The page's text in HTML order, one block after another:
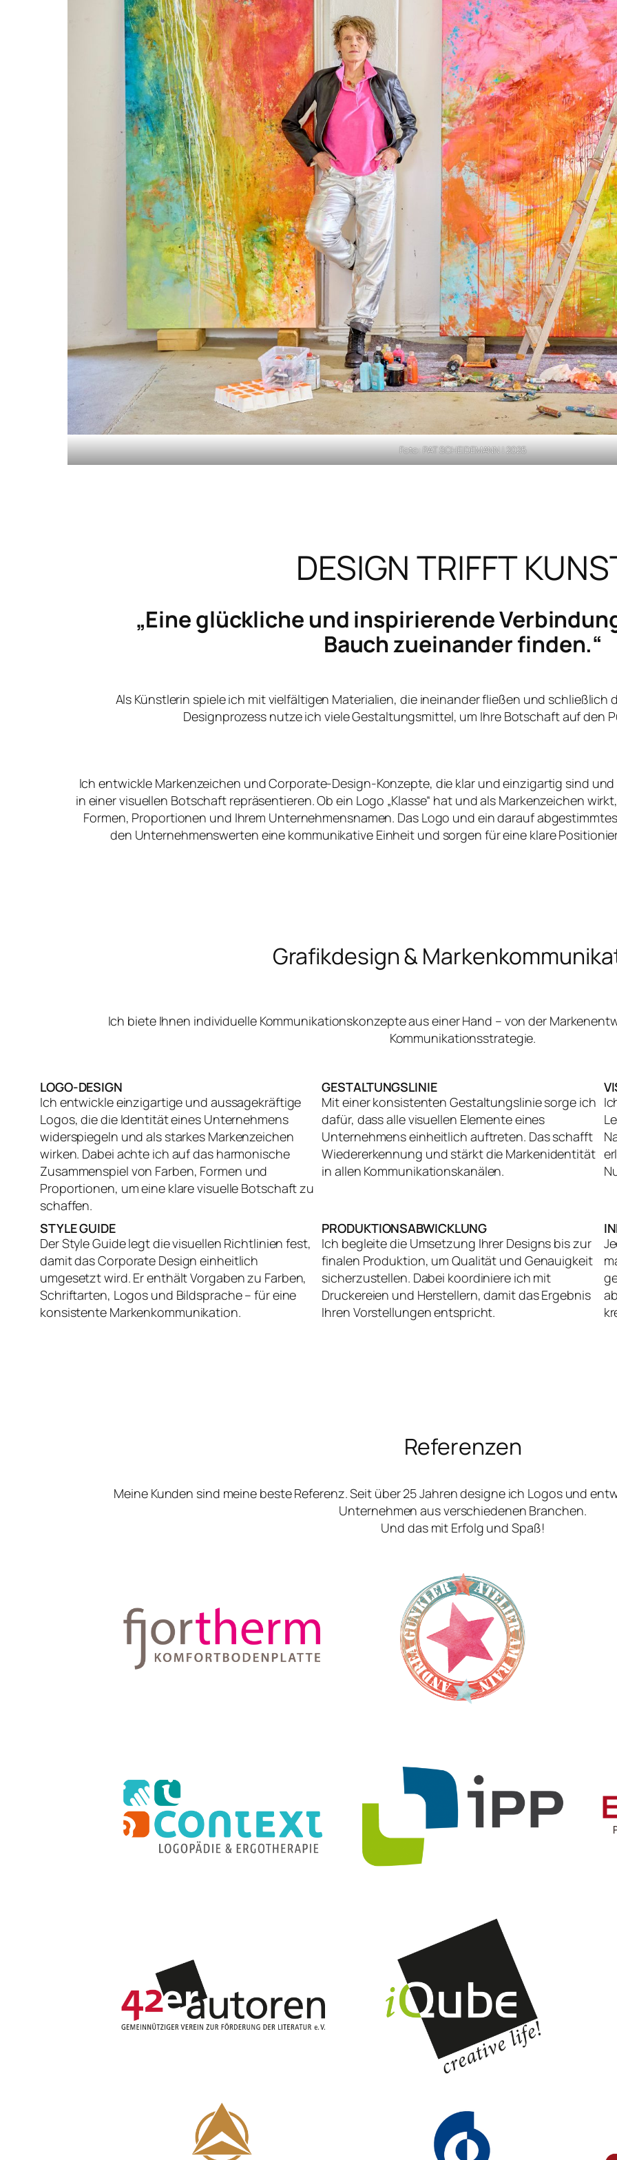
Foto: PAT SCHEIDEMANN | 2025
DESIGN TRIFFT
„Eine glückliche und inspirierende
Bauch zueinander finden.“
Als Künstlerin spiele ich mit vielfältigen Materialien, die ineinander fließen und schließlich
Designprozess nutze ich viele Gestaltungsmittel, um Ihre Botschaft auf den
Ich entwickle Markenzeichen und Corporate-Design-Konzepte, die klar und einzigartig sind
in einer visuellen Botschaft repräsentieren. Ob ein Logo „Klasse“ hat und als Markenzeichen
Formen, Proportionen und Ihrem Unternehmensnamen. Das Logo und ein darauf
den Unternehmenswerten eine kommunikative Einheit und sorgen für eine klare
Grafikdesign &
Ich biete Ihnen individuelle Kommunikationskonzepte aus einer Hand – von der
Kommunikationsstrategie.
LOGO-DESIGN
Ich entwickle einzigartige und aussagekräftige
Logos, die die Identität eines Unternehmens
widerspiegeln und als starkes Markenzeichen
wirken. Dabei achte ich auf das harmonische
Zusammenspiel von Farben, Formen und
Proportionen, um eine klare visuelle Botschaft zu
schaffen.
GESTALTUNGSLINIE
Mit einer konsistenten Gestaltungslinie sorge ich
dafür, dass alle visuellen Elemente eines
Unternehmens einheitlich auftreten. Das schafft
Wiedererkennung und stärkt die Markenidentität
in allen Kommunikationskanälen.
STYLE GUIDE
Der Style Guide legt die visuellen Richtlinien fest,
damit das Corporate Design einheitlich
umgesetzt wird. Er enthält Vorgaben zu Farben,
Schriftarten, Logos und Bildsprache – für eine
konsistente Markenkommunikation.
PRODUKTIONSABWICKLUNG
Ich begleite die Umsetzung Ihrer Designs bis zur
finalen Produktion, um Qualität und Genauigkeit
sicherzustellen. Dabei koordiniere ich mit
Druckereien und Herstellern, damit das Ergebnis
Ihren Vorstellungen entspricht.
Referenzen
Meine Kunden sind meine beste Referenz. Seit über 25 Jahren designe ich Logos und
Unternehmen aus verschiedenen Branchen.
Und das mit Erfolg und Spaß!